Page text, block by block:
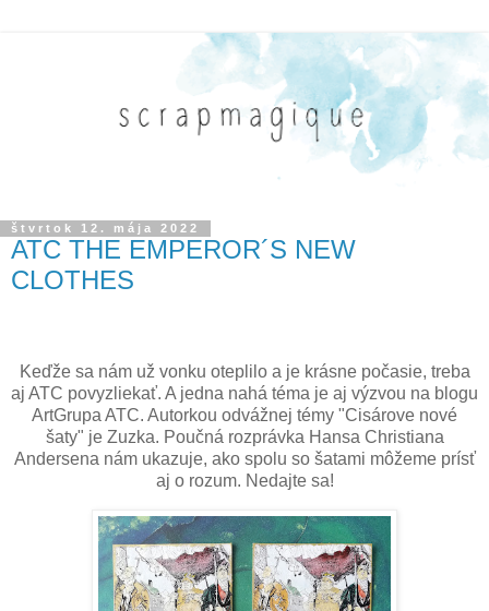
štvrtok 12. mája 2022
ATC THE EMPEROR´S NEW
CLOTHES
Keďže sa nám už vonku oteplilo a je krásne počasie, treba
aj ATC povyzliekať. A jedna nahá téma je aj výzvou na blogu
ArtGrupa ATC. Autorkou odvážnej témy "Cisárove nové
šaty" je Zuzka. Poučná rozprávka Hansa Christiana
Andersena nám ukazuje, ako spolu so šatami môžeme prísť
aj o rozum. Nedajte sa!